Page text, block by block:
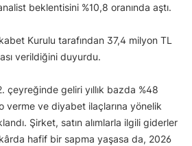
beklentisini %10,8 oranında aştı.
Kurulu tarafından 37,4 milyon TL
verildiğini duyurdu.
çeyreğinde geliri yıllık bazda %48
verme ve diyabet ilaçlarına yönelik
Şirket, satın alımlarla ilgili giderler
hafif bir sapma yaşasa da, 2026